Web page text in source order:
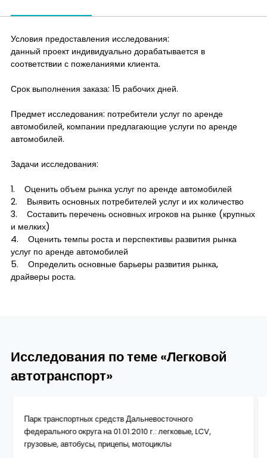
Условия предоставления исследования:
данный проект индивидуально дорабатывается в
соответствии с пожеланиями клиента.
Срок выполнения заказа: 15 рабочих дней.
Предмет исследования: потребители услуг по аренде
автомобилей, компании предлагающие услуги по аренде
автомобилей.
Задачи исследования:
1. Оценить объем рынка услуг по аренде автомобилей
2. Выявить основных потребителей услуг и их количество
3. Составить перечень основных игроков на рынке (крупных
и мелких)
4. Оценить темпы роста и перспективы развития рынка
услуг по аренде автомобилей
5. Определить основные барьеры развития рынка,
драйверы роста.
Исследования по теме «Легковой
автотранспорт»
Парк транспортных средств Дальневосточного
федерального округа на 01.01.2010 г.: легковые, LCV,
грузовые, автобусы, прицепы, мотоциклы